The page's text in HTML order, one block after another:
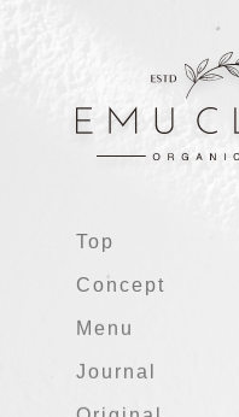
Top
Concept
Menu
Journal